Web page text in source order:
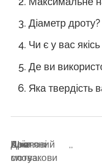
Діаметр дроту?
Чи є у вас
Де ви
Яка твердість
Ключові
слова:
Азія ,
Шків ,
Дротяний
мотузкови